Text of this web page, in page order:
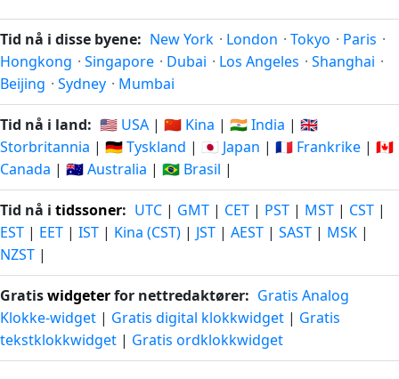
Tid nå i disse byene: New York · London · Tokyo · Paris ·
Hongkong · Singapore · Dubai · Los Angeles · Shanghai ·
Beijing · Sydney · Mumbai
Tid nå i land: 🇺🇸 USA | 🇨🇳 Kina | 🇮🇳 India | 🇬🇧
Storbritannia | 🇩🇪 Tyskland | 🇯🇵 Japan | 🇫🇷 Frankrike | 🇨🇦
Canada | 🇦🇺 Australia | 🇧🇷 Brasil |
Tid nå i tidssoner: UTC | GMT | CET | PST | MST | CST |
EST | EET | IST | Kina (CST) | JST | AEST | SAST | MSK |
NZST |
Gratiswidgeterfor nettredaktører: Gratis Analog
Klokke-widget | Gratis digital klokkwidget | Gratis
tekstklokkwidget | Gratis ordklokkwidget